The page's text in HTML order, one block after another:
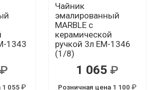
1343
1 055
Чайник
эмалированный
MARBLE с
керамической
ручкой 3л EM-1346
(1/8)
1 065
Розничная цена 1 100